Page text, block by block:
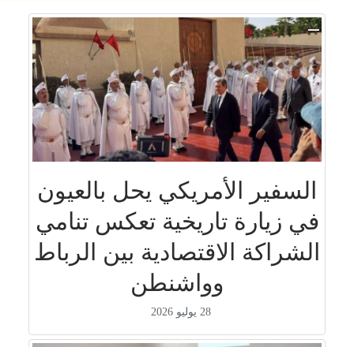
السفير الأمريكي يحل بالعيون
في زيارة تاريخية تعكس تنامي
الشراكة الاقتصادية بين الرباط
وواشنطن
28 يوليو 2026